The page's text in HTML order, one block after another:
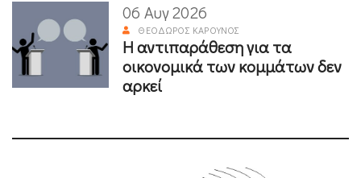
06 Αυγ 2026
ΘΕΌΔΩΡΟΣ ΚΑΡΟΎΝΟΣ
Η αντιπαράθεση για τα
οικονομικά των κομμάτων δεν
αρκεί